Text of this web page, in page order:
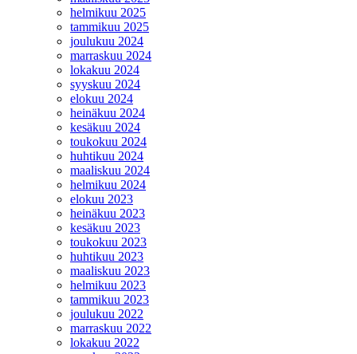
helmikuu 2025
tammikuu 2025
joulukuu 2024
marraskuu 2024
lokakuu 2024
syyskuu 2024
elokuu 2024
heinäkuu 2024
kesäkuu 2024
toukokuu 2024
huhtikuu 2024
maaliskuu 2024
helmikuu 2024
elokuu 2023
heinäkuu 2023
kesäkuu 2023
toukokuu 2023
huhtikuu 2023
maaliskuu 2023
helmikuu 2023
tammikuu 2023
joulukuu 2022
marraskuu 2022
lokakuu 2022